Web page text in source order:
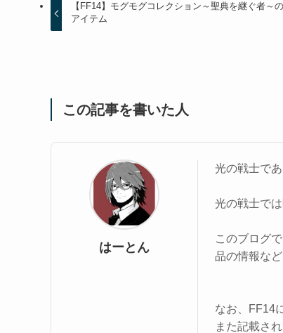
【FF14】モグモグコレクション～聖典を継ぐ者～
アイテム
この記事を書いた人
はーとん
光の戦士で
光の戦士で
このブログ
品の情報な
なお、FF14
また記載さ